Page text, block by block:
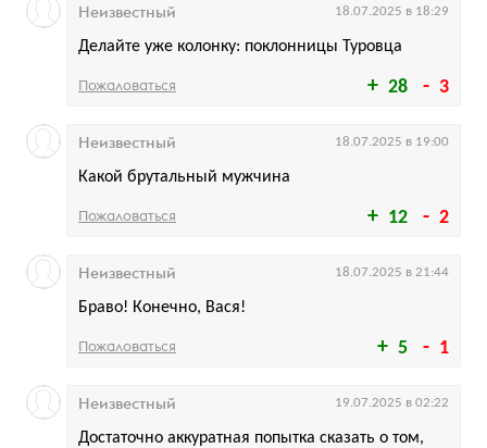
28 3
Делайте уже колонку: поклонницы Туровца
Неизвестный 18.07.2025 в 18:29
Пожаловаться
12 2
Какой брутальный мужчина
Неизвестный 18.07.2025 в 19:00
Пожаловаться
5 1
Браво! Конечно, Вася!
Неизвестный 18.07.2025 в 21:44
Пожаловаться
Достаточно аккуратная попытка сказать о том,
Неизвестный 19.07.2025 в 02:22